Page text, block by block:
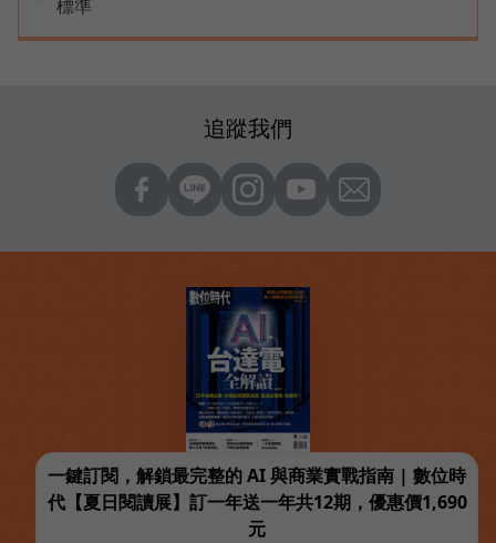
標準
追蹤我們
一鍵訂閱，解鎖最完整的 AI 與商業實戰指南 | 數位時
代【夏日閱讀展】訂一年送一年共12期，優惠價1,690
元